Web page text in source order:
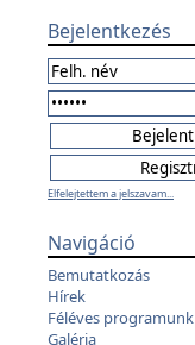
Bejelentkezés
Elfelejtettem a jelszavam...
Navigáció
Bemutatkozás
Hírek
Féléves programunk
Galéria